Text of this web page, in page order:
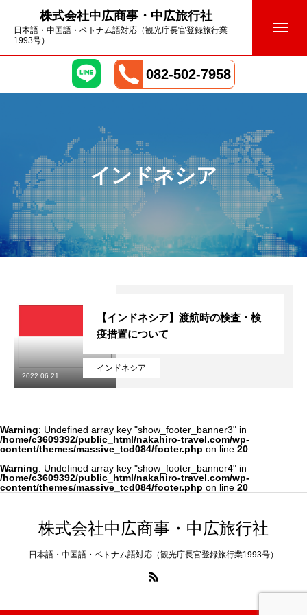
株式会社中広商事・中広旅行社
日本語・中国語・ベトナム語対応（観光庁長官登録旅行業
1993号）
国内業務
082-502-7958
インドネシア
インドネシア
【インドネシア】渡航時の検査・検
疫措置について
2022.06.21
Warning: Undefined array key "show_footer_banner3" in
/home/c3609392/public_html/nakahiro-travel.com/wp-
content/themes/massive_tcd084/footer.php on line 20
Warning: Undefined array key "show_footer_banner4" in
/home/c3609392/public_html/nakahiro-travel.com/wp-
content/themes/massive_tcd084/footer.php on line 20
株式会社中広商事・中広旅行社
日本語・中国語・ベトナム語対応（観光庁長官登録旅行業1993号）